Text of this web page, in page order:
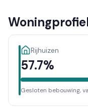
Rijhuizen
57.7%
Gesloten bebouwing,